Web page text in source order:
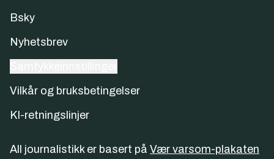
Bsky
Nyhetsbrev
Vilkår og bruksbetingelser
KI-retningslinjer
All journalistikk er basert på Vær varsom-plakaten